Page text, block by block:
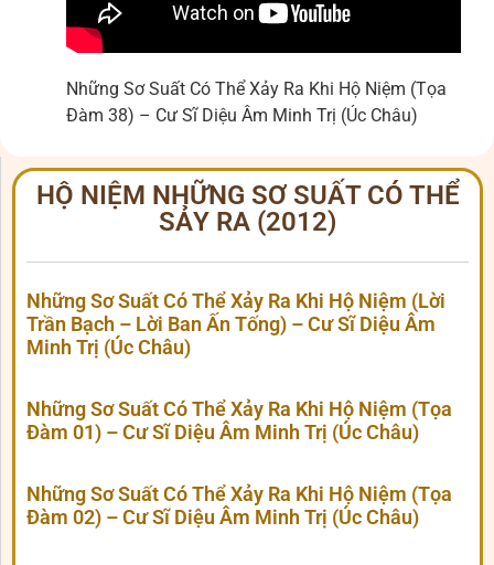
Những Sơ Suất Có Thể Xảy Ra Khi Hộ Niệm (Tọa
Đàm 38) – Cư Sĩ Diệu Âm Minh Trị (Úc Châu)
HỘ NIỆM NHỮNG SƠ SUẤT CÓ THỂ
SẢY RA (2012)
Những Sơ Suất Có Thể Xảy Ra Khi Hộ Niệm (Lời
Trần Bạch – Lời Ban Ấn Tống) – Cư Sĩ Diệu Âm
Minh Trị (Úc Châu)
Những Sơ Suất Có Thể Xảy Ra Khi Hộ Niệm (Tọa
Đàm 01) – Cư Sĩ Diệu Âm Minh Trị (Úc Châu)
Những Sơ Suất Có Thể Xảy Ra Khi Hộ Niệm (Tọa
Đàm 02) – Cư Sĩ Diệu Âm Minh Trị (Úc Châu)